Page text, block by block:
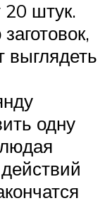
20 штук.
выглядеть
одну